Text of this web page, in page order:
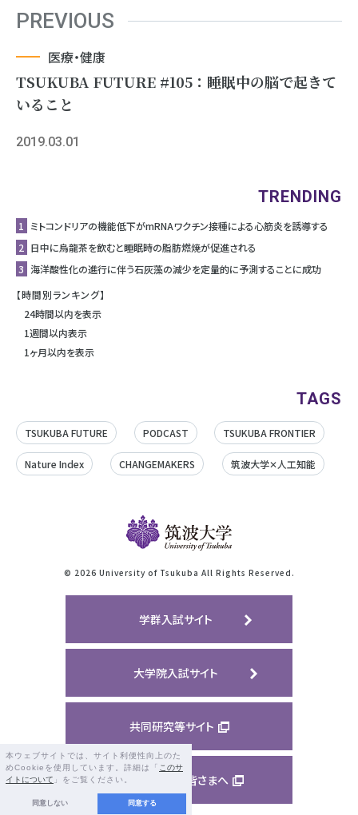
本ウェブサイトでは、サイト利便性向上のた
めCookieを使用しています。詳細は「 このサ
イトについて 」をご覧ください。
同意しない 同意する
PREVIOUS
医療・健康
TSUKUBA FUTURE #105：睡眠中の脳で起きて
いること
2019.03.01
TRENDING
1 ミトコンドリアの機能低下がmRNAワクチン接種による心筋炎を誘導する
2 日中に烏龍茶を飲むと睡眠時の脂肪燃焼が促進される
3 海洋酸性化の進行に伴う石灰藻の減少を定量的に予測することに成功
【時間別ランキング】
24時間以内を表示
1週間以内表示
1ヶ月以内を表示
TAGS
TSUKUBA FUTURE PODCAST TSUKUBA FRONTIER
Nature Index CHANGEMAKERS 筑波大学✕人工知能
© 2026 University of Tsukuba All Rights Reserved.
学群入試サイト
大学院入試サイト
共同研究等サイト
ご支援くださる皆さまへ